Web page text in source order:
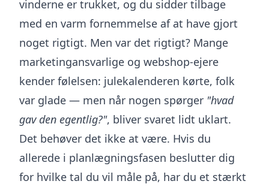
vinderne er trukket, og du sidder tilbage
med en varm fornemmelse af at have gjort
noget rigtigt. Men var det rigtigt? Mange
marketingansvarlige og webshop-ejere
kender følelsen: julekalenderen kørte, folk
var glade — men når nogen spørger "hvad
gav den egentlig?", bliver svaret lidt uklart.
Det behøver det ikke at være. Hvis du
allerede i planlægningsfasen beslutter dig
for hvilke tal du vil måle på, har du et stærkt